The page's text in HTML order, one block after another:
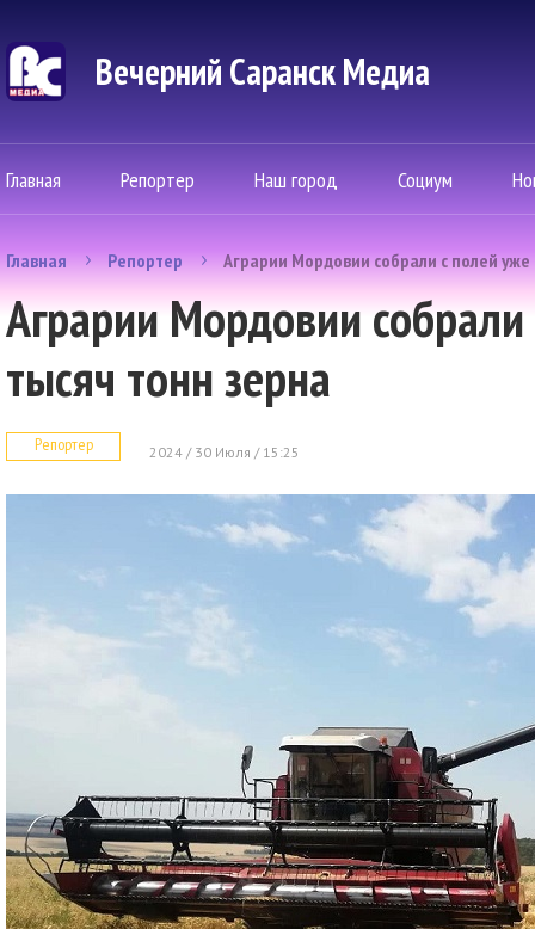
Вечерний Саранск Mедиа
Главная Репортер Наш город Социум
Главная Репортер Аграрии Мордовии собрали с полей
Аграрии Мордовии
тысяч тонн зерна
Репортер 2024 / 30 Июля / 15:25